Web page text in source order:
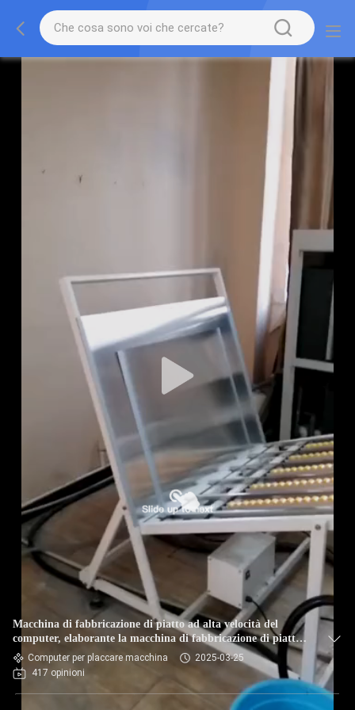
Macchina di fabbricazione di piatto ad alta velocità del
computer, elaborante la macchina di fabbricazione di piatto
liberaComputer per placcare macchina
2025-03-25
417 opinioni